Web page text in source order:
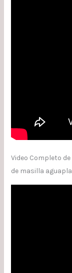
Video Completo
de masilla